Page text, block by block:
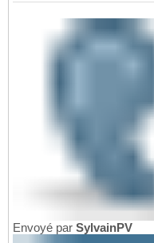
Envoyé par SylvainPV